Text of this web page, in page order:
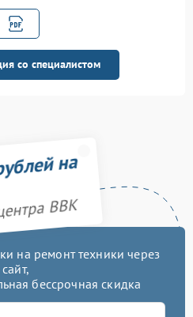
700 рублей
800 рублей
2500 рублей
со специалистом
на
BBK
на ремонт техники через
сайт,
бессрочная скидка